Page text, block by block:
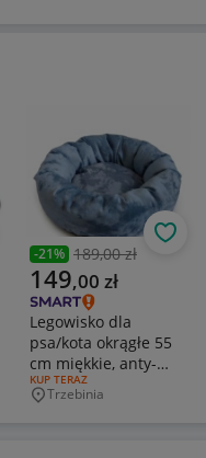
Poprzednia cena
-21% 189,00 zł
Aktualna cena
149,00 zł
Legowisko dla
psa/kota okrągłe 55
cm miękkie, anty-
pazur, welurowe
HandMade
RODZAJ OFERTY:
KUP TERAZ
Miejscowość
Trzebinia